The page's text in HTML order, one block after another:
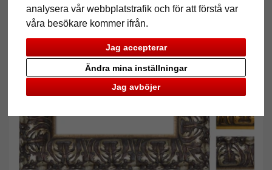
analysera vår webbplatstrafik och för att förstå var
våra besökare kommer ifrån.
Jag accepterar
Jag avböjer
Ändra mina inställningar
Tillbaka